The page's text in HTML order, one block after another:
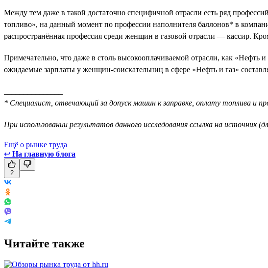
Между тем даже в такой достаточно специфичной отрасли есть ряд
топливо», на данный момент по профессии наполнителя баллонов* в
распространённая профессия среди женщин в газовой отрасли — кассир.
Примечательно, что даже в столь высокооплачиваемой отрасли, как
ожидаемые зарплаты у женщин-соискательниц в сфере «Нефть и газ»
* Специалист, отвечающий за допуск машин к заправке, оплату топлива и
При использовании результатов данного исследования ссылка на источник
Ещё о рынке труда
↩ На главную блога
2
Читайте также